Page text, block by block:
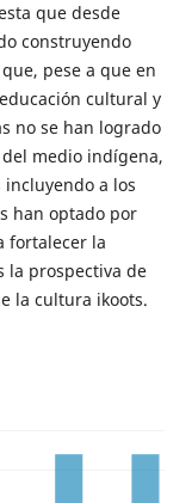
que desde
construyendo
pese a que en
cultural y
no se han logrado
medio indígena,
a los
han optado por
fortalecer la
la prospectiva de
la cultura ikoots.